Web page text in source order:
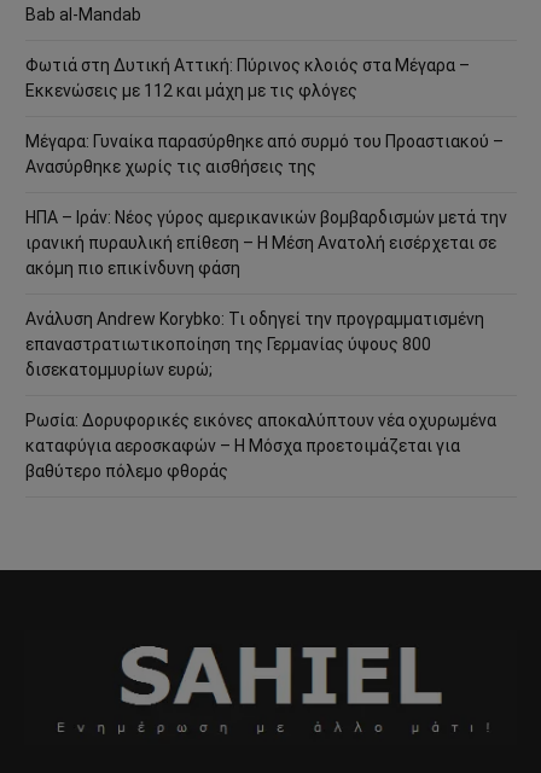
Bab al-Mandab
Φωτιά στη Δυτική Αττική: Πύρινος κλοιός στα Μέγαρα –
Εκκενώσεις με 112 και μάχη με τις φλόγες
Μέγαρα: Γυναίκα παρασύρθηκε από συρμό του Προαστιακού –
Ανασύρθηκε χωρίς τις αισθήσεις της
ΗΠΑ – Ιράν: Νέος γύρος αμερικανικών βομβαρδισμών μετά την
ιρανική πυραυλική επίθεση – Η Μέση Ανατολή εισέρχεται σε
ακόμη πιο επικίνδυνη φάση
Ανάλυση Andrew Korybko: Τι οδηγεί την προγραμματισμένη
επαναστρατιωτικοποίηση της Γερμανίας ύψους 800
δισεκατομμυρίων ευρώ;
Ρωσία: Δορυφορικές εικόνες αποκαλύπτουν νέα οχυρωμένα
καταφύγια αεροσκαφών – Η Μόσχα προετοιμάζεται για
βαθύτερο πόλεμο φθοράς